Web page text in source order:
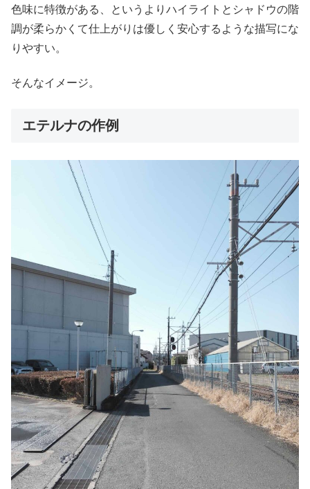
色味に特徴がある、というよりハイライトとシャドウの階
調が柔らかくて仕上がりは優しく安心するような描写にな
りやすい。
そんなイメージ。
エテルナの作例